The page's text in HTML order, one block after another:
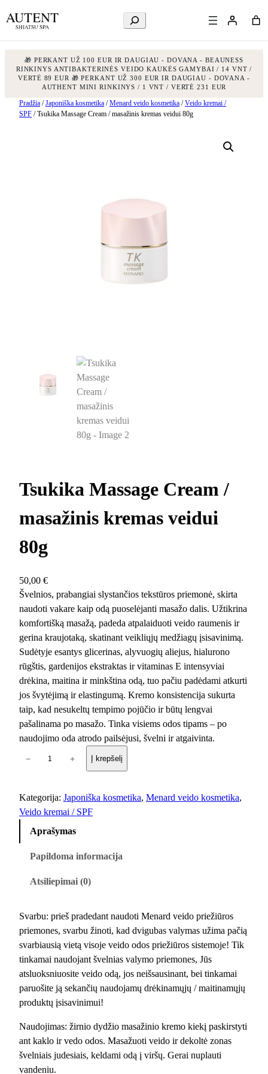
🎁 PERKANT UŽ 100 EUR IR DAUGIAU - DOVANA - BEAUNESS
RINKINYS ANTIBAKTERINĖS VEIDO KAUKĖS GAMYBAI / 14 VNT /
VERTĖ 89 EUR 🎁 PERKANT UŽ 300 EUR IR DAUGIAU - DOVANA -
AUTHENT MINI RINKINYS / 1 VNT / VERTĖ 231 EUR
Ieškoti
Pradžia /Japoniška kosmetika /Menard veido kosmetika /Veido kremai /
SPF / Tsukika Massage Cream / masažinis kremas veidui 80g
Tsukika Massage Cream /
masažinis kremas veidui
80g
50,00 €
Švelnios, prabangiai slystančios tekstūros priemonė, skirta
naudoti vakare kaip odą puoselėjanti masažo dalis. Užtikrina
komfortišką masažą, padeda atpalaiduoti veido raumenis ir
gerina kraujotaką, skatinant veikliųjų medžiagų įsisavinimą.
Sudėtyje esantys glicerinas, alyvuogių aliejus, hialurono
rūgštis, gardenijos ekstraktas ir vitaminas E intensyviai
drėkina, maitina ir minkština odą, tuo pačiu padėdami atkurti
jos švytėjimą ir elastingumą. Kremo konsistencija sukurta
taip, kad nesukeltų tempimo pojūčio ir būtų lengvai
pašalinama po masažo. Tinka visiems odos tipams – po
naudojimo oda atrodo pailsėjusi, švelni ir atgaivinta.
d
u
s
u
k
i
k
a
M
− + Į krepšelį
Kategorija: Japoniška kosmetika, Menard veido kosmetika
Veido kremai / SPF
Aprašymas
Papildoma informacija
Atsiliepimai (0)
Svarbu: prieš pradedant naudoti Menard veido priežiūros
priemones, svarbu žinoti, kad dvigubas valymas užima pačią
svarbiausią vietą visoje veido odos priežiūros sistemoje! Tik
tinkamai naudojant švelnias valymo priemones, Jūs
atsluoksniuosite veido odą, jos neišsausinant, bei tinkamai
paruošite ją sekančių naudojamų drėkinamųjų / maitinamųjų
produktų įsisavinimui!
Naudojimas: žirnio dydžio masažinio kremo kiekį paskirstyti
ant kaklo ir vedo odos. Masažuoti veido ir dekoltė zonas
švelniais judesiais, keldami odą į viršų. Gerai nuplauti
vandeniu.